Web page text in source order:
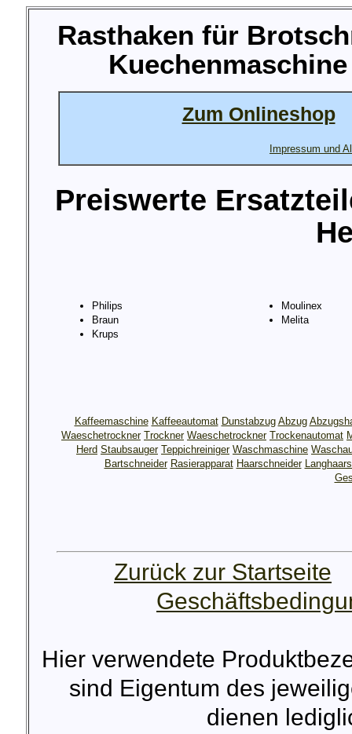
Rasthaken für
Zum Onlineshop
Impressum und
Preiswerte
Philips
Braun
Krups
Moulinex
Melita
Kaffeemaschine Kaffeeautomat Dunstabzug Abzug
Waeschetrockner Trockner Waeschetrockner Trockenautomat
Herd Staubsauger Teppichreiniger Waschmaschine
Bartschneider Rasierapparat Haarschneider
Zurück zur Startseite
Hier verwendete
sind Eigentum des
dienen